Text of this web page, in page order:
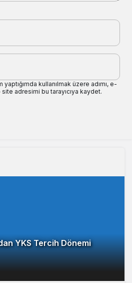
kullanılmak üzere adımı, e-
adresimi bu tarayıcıya kaydet.
YKS Tercih Dönemi